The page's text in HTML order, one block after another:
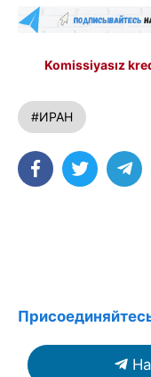
Komissiyasız
#ИРАН